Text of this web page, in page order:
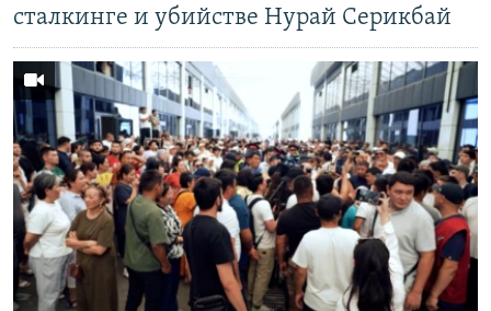
сталкинге и убийстве Нурай Серикбай